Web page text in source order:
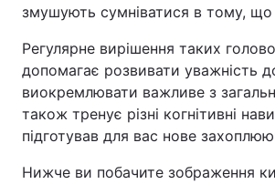
змушують сумніватися в тому,
Регулярне вирішення таких
допомагає розвивати уважність
виокремлювати важливе з
також тренує різні когнітивні
підготував для вас нове
Нижче ви побачите зображення